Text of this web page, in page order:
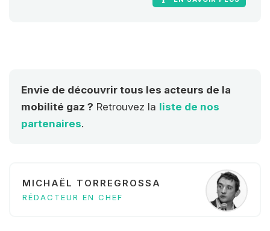
l’Europe.
Envie de découvrir tous les acteurs de la
mobilité gaz ? Retrouvez la liste de nos
partenaires.
MICHAËL TORREGROSSA
RÉDACTEUR EN CHEF